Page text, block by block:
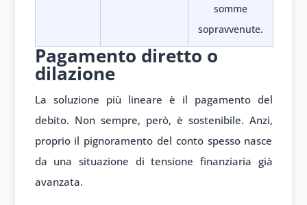
somme
sopravvenute.
Pagamento diretto o
dilazione
La soluzione più lineare è il pagamento del
debito. Non sempre, però, è sostenibile. Anzi,
proprio il pignoramento del conto spesso nasce
da una situazione di tensione finanziaria già
avanzata.